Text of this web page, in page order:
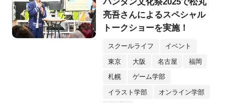
亮吾さんによるスペシャル
トークショーを実施！
スクールライフ イベント
東京 大阪 名古屋 福岡
札幌 ゲーム学部
イラスト学部 オンライン学部